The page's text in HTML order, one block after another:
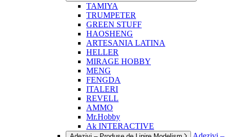
TAMIYA
TRUMPETER
GREEN STUFF
HAOSHENG
ARTESANIA LATINA
HELLER
MIRAGE HOBBY
MENG
FENGDA
ITALERI
REVELL
AMMO
Mr.Hobby
Ak INTERACTIVE